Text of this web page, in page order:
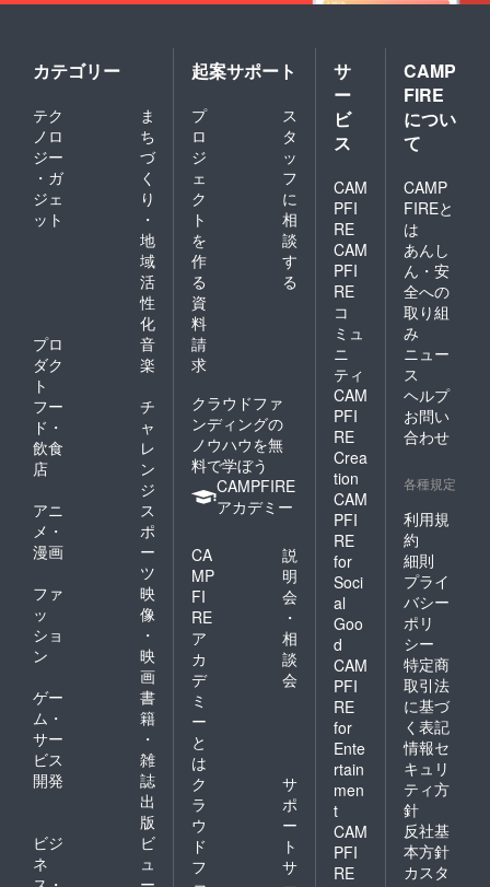
カテゴリー
テク
ノロ
ジー
・ガ
ジェ
ット
ま
ち
づ
く
り
・
地
域
活
性
化
プロ
ダク
ト
音
楽
フー
ド・
飲食
店
チ
ャ
レ
ン
ジ
アニ
メ・
漫画
ス
ポ
ー
ツ
ファ
ッ
ショ
ン
映
像
・
映
画
ゲー
ム・
サー
ビス
開発
書
籍
・
雑
誌
出
版
ビジ
ネ
ビ
ュ
起案サポート
プ
ロ
ジ
ェ
ク
ト
を
作
る
ス
タ
ッ
フ
に
相
談
す
る
資
料
請
求
クラウドファ
ンディングの
ノウハウを無
料で学ぼう
CAMPFIRE
アカデミー
CA
MP
FI
RE
ア
カ
デ
ミ
ー
と
は
説
明
会
・
相
談
会
ク
ラ
ウ
ド
フ
サ
ポ
ー
ト
サ
サ
ー
ビ
ス
CAM
PFI
RE
CAM
PFI
RE
コ
ミュ
ニ
ティ
CAM
PFI
RE
Crea
tion
CAM
PFI
RE
for
Soci
al
Goo
d
CAM
PFI
RE
for
Ente
rtain
men
t
CAM
PFI
RE
CAMP
FIRE
につい
て
CAMP
FIREと
は
あんし
ん・安
全への
取り組
み
ニュー
ス
ヘルプ
お問い
合わせ
各種規定
利用規
約
細則
プライ
バシー
ポリ
シー
特定商
取引法
に基づ
く表記
情報セ
キュリ
ティ方
針
反社基
本方針
カスタ